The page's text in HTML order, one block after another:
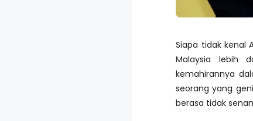
Siapa tidak kenal
Malaysia lebih
kemahirannya
seorang yang
berasa tidak